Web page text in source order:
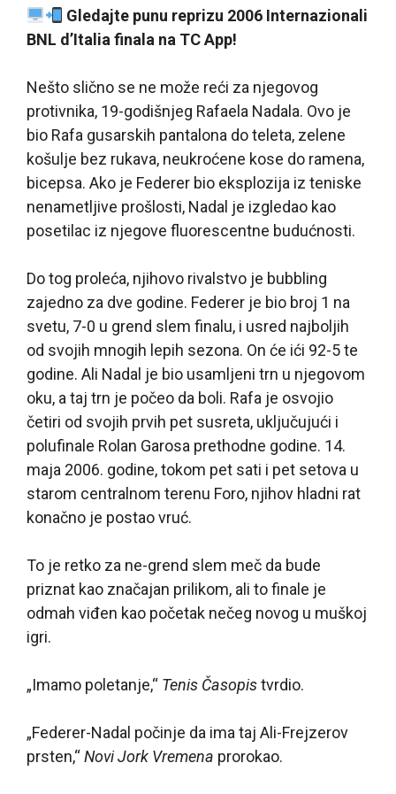
Gledajte punu reprizu 2006 Internazionali
BNL d’Italia finala na TC App!
Nešto slično se ne može reći za njegovog
protivnika, 19-godišnjeg Rafaela Nadala. Ovo je
bio Rafa gusarskih pantalona do teleta, zelene
košulje bez rukava, neukroćene kose do ramena,
bicepsa. Ako je Federer bio eksplozija iz teniske
nenametljive prošlosti, Nadal je izgledao kao
posetilac iz njegove fluorescentne budućnosti.
Do tog proleća, njihovo rivalstvo je bubbling
zajedno za dve godine. Federer je bio broj 1 na
svetu, 7-0 u grend slem finalu, i usred najboljih
od svojih mnogih lepih sezona. On će ići 92-5 te
godine. Ali Nadal je bio usamljeni trn u njegovom
oku, a taj trn je počeo da boli. Rafa je osvojio
četiri od svojih prvih pet susreta, uključujući i
polufinale Rolan Garosa prethodne godine. 14.
maja 2006. godine, tokom pet sati i pet setova u
starom centralnom terenu Foro, njihov hladni rat
konačno je postao vruć.
To je retko za ne-grend slem meč da bude
priznat kao značajan prilikom, ali to finale je
odmah viđen kao početak nečeg novog u muškoj
igri.
„Imamo poletanje,“ Tenis Časopistvrdio.
„Federer-Nadal počinje da ima taj Ali-Frejzerov
prsten,“NoviJork Vremena prorokao.